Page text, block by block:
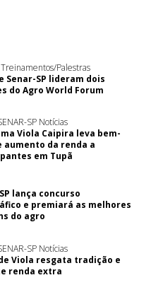
Palestras
Senar-SP lideram dois
do Agro World Forum
SP Notícias
Viola Caipira leva bem-
aumento da renda a
em Tupã
lança concurso
e premiará as melhores
do agro
SP Notícias
Viola resgata tradição e
renda extra